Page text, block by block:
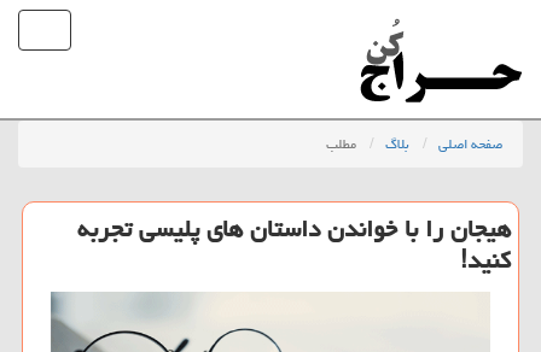
صفحه اصلی بلاگ مطلب
هیجان را با خواندن داستان های پلیسی تجربه
كنید!